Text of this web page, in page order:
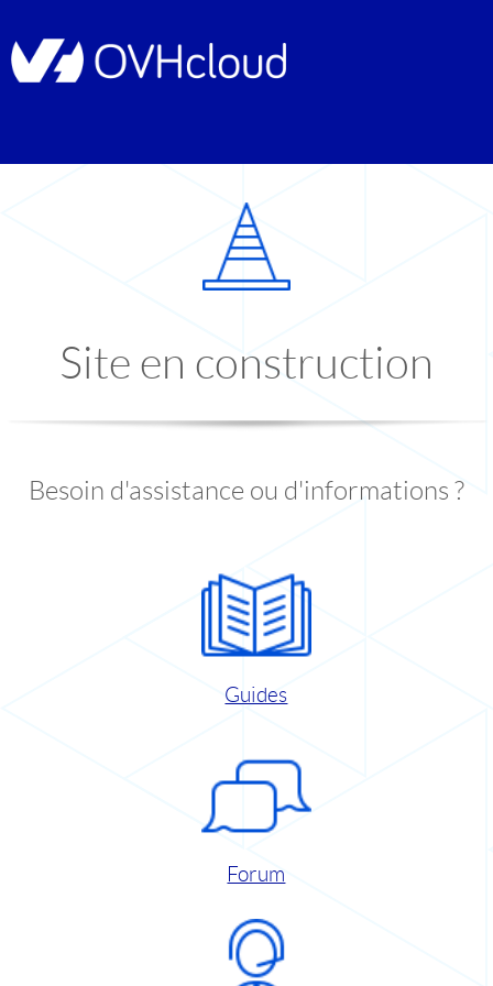
Site en construction
Besoin d'assistance ou d'informations ?
Guides
Forum